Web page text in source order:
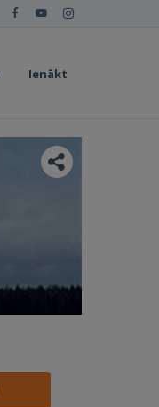
Ienākt